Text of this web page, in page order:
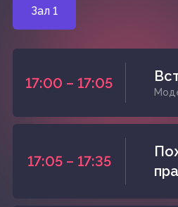
Зал 1
17:00 – 17:05
17:05 – 17:35